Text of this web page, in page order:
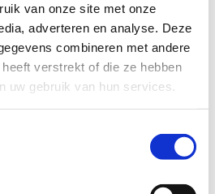
van onze site met onze
adverteren en analyse. Deze
combineren met andere
verstrekt of die ze hebben
uw gebruik van hun services.
een warm extra thuis bieden?
je in contact.